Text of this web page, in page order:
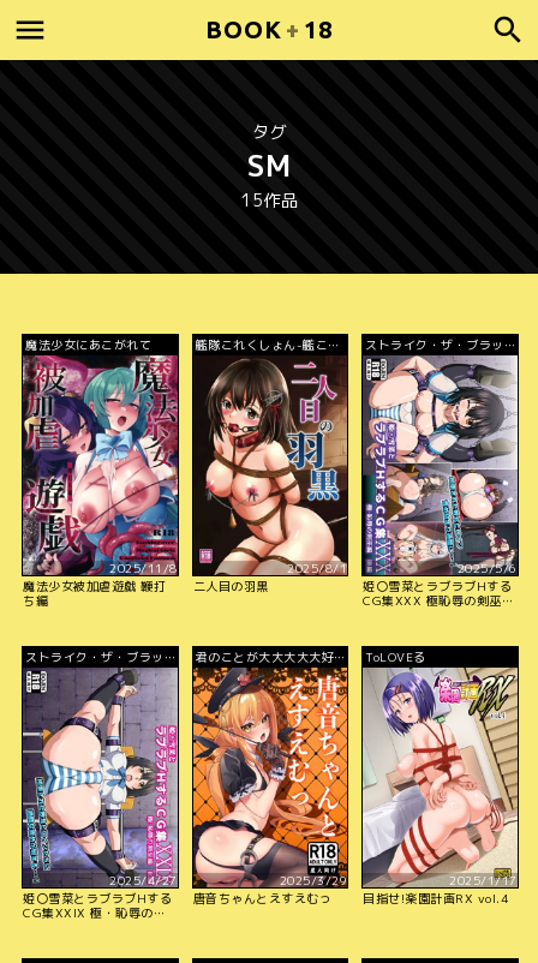
BOOK + 18
タグ
SM
15作品
魔法少女にあこがれて
2025/11/8
魔法少女被加虐遊戯 鞭打
ち編
艦隊これくしょん-艦こ
2025/8/1
二人目の羽黒
ストライク・ザ・ブラッ
ド
2025/5/6
姫〇雪菜とラブラブHする
CG集XXX 極恥辱の剣巫編
ストライク・ザ・ブラッ
ド
2025/4/27
姫〇雪菜とラブラブHする
CG集XXIX 極・恥辱の剣
君のことが大大大大大好き
な100人の彼女
2025/3/29
唐音ちゃんとえすえむっ
ToLOVEる
2025/1/17
目指せ!楽園計画RX vol.4